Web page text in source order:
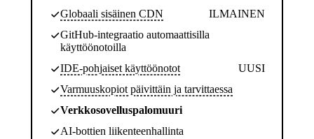
Globaali sisäinen CDN
ILMAINEN
GitHub-integraatio automaattisilla
käyttöönotoilla
IDE-pohjaiset käyttöönotot
UUSI
Varmuuskopiot päivittäin ja tarvittaessa
Verkkosovelluspalomuuri
AI-bottien liikenteenhallinta